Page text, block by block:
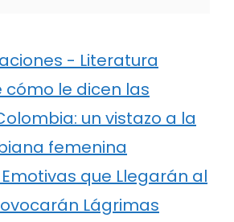
- Literatura
cómo le dicen las
un vistazo a la
femenina
Emotivas que Llegarán al
Lágrimas